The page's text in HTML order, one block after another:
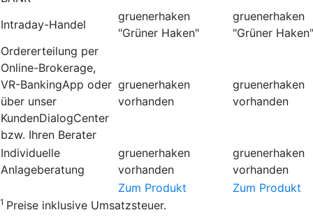
Intraday-Handel
gruenerhaken
"Grüner Haken"
gruenerhaken
"Grüner Haken"
Ordererteilung per
Online-Brokerage,
VR-BankingApp oder
über unser
KundenDialogCenter
bzw. Ihren Berater
gruenerhaken
vorhanden
gruenerhaken
vorhanden
Individuelle
Anlageberatung
gruenerhaken
vorhanden
gruenerhaken
vorhanden
Zum Produkt
Zum Produkt
1 Preise inklusive Umsatzsteuer.